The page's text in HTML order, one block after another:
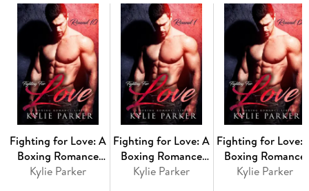
Will Laurel succumb to Jonathan's charm, and how will
Jonathan handle being the one cheering from the sidelines?
Fighting for Love: A
Boxing Romance
(Fighting For Love
Kylie Parker
Fighting for Love: A
Boxing Romance
(Fighting For Love
Kylie Parker
Fighting for Love:
Boxing Romance
(Fighting For Love
Kylie Parker